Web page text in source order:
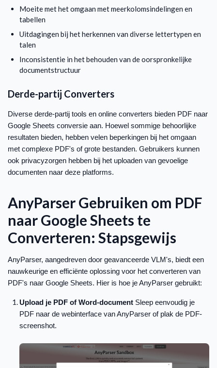
Moeite met het omgaan met meerkolomsindelingen en
tabellen
Uitdagingen bij het herkennen van diverse lettertypen en
talen
Inconsistentie in het behouden van de oorspronkelijke
documentstructuur
Derde-partij Converters
Diverse derde-partij tools en online converters bieden PDF naar
Google Sheets conversie aan. Hoewel sommige behoorlijke
resultaten bieden, hebben velen beperkingen bij het omgaan
met complexe PDF's of grote bestanden. Gebruikers kunnen
ook privacyzorgen hebben bij het uploaden van gevoelige
documenten naar deze platforms.
AnyParser Gebruiken om PDF
naar Google Sheets te
Converteren: Stapsgewijs
AnyParser, aangedreven door geavanceerde VLM's, biedt een
nauwkeurige en efficiënte oplossing voor het converteren van
PDF's naar Google Sheets. Hier is hoe je AnyParser gebruikt:
Upload je PDF of Word-document Sleep eenvoudig je
PDF naar de webinterface van AnyParser of plak de PDF-
screenshot.